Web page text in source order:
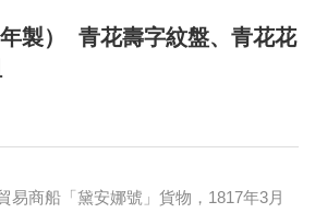
製） 青花壽字紋盤、青花花
易商船「黛安娜號」貨物，1817年3月